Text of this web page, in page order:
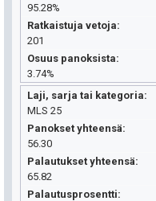
95.28%
Ratkaistuja vetoja
201
Osuus panoksista
3.74%
Laji, sarja tai kategoria
MLS 25
Panokset yhteensä
56.30
Palautukset yhteensä
65.82
Palautusprosentti